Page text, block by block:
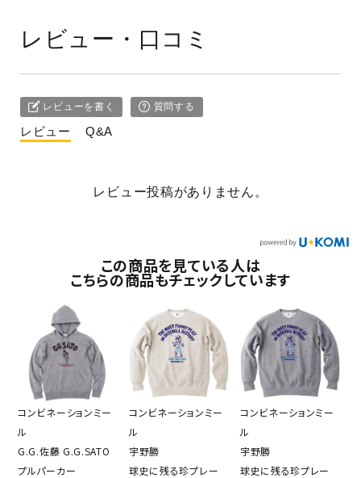
レビュー・口コミ
レビューを書く 質問する
レビュー Q&A
レビュー投稿がありません。
この商品を見ている人は
こちらの商品もチェックしています
コンビネーションミー
ル
G.G.佐藤 G.G.SATO
プルパーカー
コンビネーションミー
ル
宇野勝
球史に残る珍プレー
コンビネーションミー
ル
宇野勝
球史に残る珍プレー